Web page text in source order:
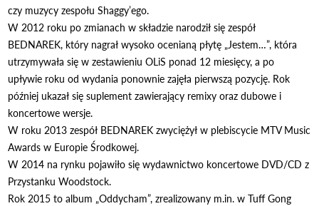
czy muzycy zespołu Shaggy’ego.
W 2012 roku po zmianach w składzie narodził się zespół
BEDNAREK, który nagrał wysoko ocenianą płytę „Jestem…”, która
utrzymywała się w zestawieniu OLiS ponad 12 miesięcy, a po
upływie roku od wydania ponownie zajęła pierwszą pozycję. Rok
później ukazał się suplement zawierający remixy oraz dubowe i
koncertowe wersje.
W roku 2013 zespół BEDNAREK zwyciężył w plebiscycie MTV Music
Awards w Europie Środkowej.
W 2014 na rynku pojawiło się wydawnictwo koncertowe DVD/CD z
Przystanku Woodstock.
Rok 2015 to album „Oddycham”, zrealizowany m.in. w Tuff Gong